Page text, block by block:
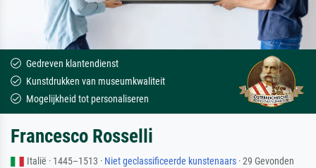
Gedreven klantendienst
Kunstdrukken van museumkwaliteit
Mogelijkheid tot personaliseren
Francesco Rosselli
Italië · 1445–1513 · Niet geclassificeerde kunstenaars · 29 Gevonden